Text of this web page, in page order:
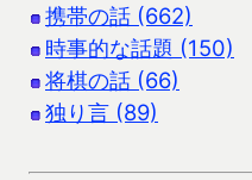
携帯の話 (662)
時事的な話題 (150)
将棋の話 (66)
独り言 (89)